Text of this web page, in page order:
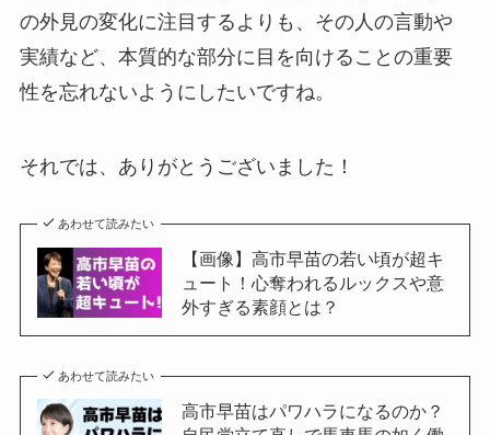
の外見の変化に注目するよりも、その人の言動や
実績など、本質的な部分に目を向けることの重要
性を忘れないようにしたいですね。
それでは、ありがとうございました！
あわせて読みたい
【画像】高市早苗の若い頃が超キ
ュート！心奪われるルックスや意
外すぎる素顔とは？
あわせて読みたい
高市早苗はパワハラになるのか？